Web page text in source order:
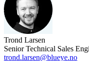
Trond Larsen
Senior Technical Sales
trond.larsen@blueye.no